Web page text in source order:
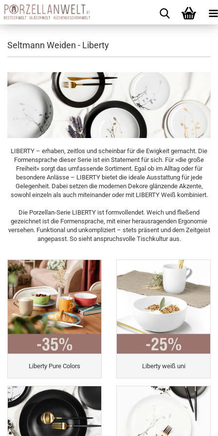
Seltmann Weiden - Liberty
LIBERTY – erhaben, zeitlos und scheinbar für die Ewigkeit gemacht. Die
Formensprache dieser Serie ist ein Statement für sich. Für »die große
Freiheit« sorgt das umfassende Sortiment. Egal ob im Alltag oder für
besondere Anlässe – LIBERTY bietet die ideale Ausstattung für jede
Gelegenheit. Dabei setzen die modernen Dekore glänzende Akzente,
sowohl einzeln als auch miteinander oder mit LIBERTY Weiß kombiniert.
Die Porzellan-Serie LIBERTY ist formvollendet. Weich und fließend
gezeichnet ist die Formensprache, mit einer herausragenden Ergonomie
versehen. Funktional und unkompliziert – stets präsent und dem Zeitgeist
angepasst. So sieht anspruchsvolle Tischkultur aus.
Liberty Pure Colors Liberty weiß uni